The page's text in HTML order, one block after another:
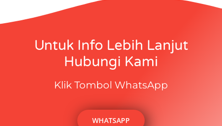
Untuk Info Lebih Lanjut
Hubungi Kami
Klik Tombol WhatsApp
WHATSAPP